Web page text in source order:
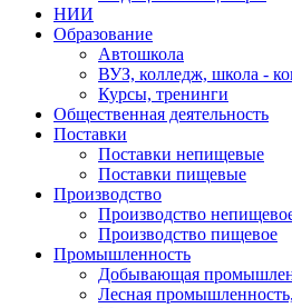
НИИ
Образование
Автошкола
ВУЗ, колледж, школа -
Курсы, тренинги
Общественная деятельность
Поставки
Поставки непищевые
Поставки пищевые
Производство
Производство
Производство пищевое
Промышленность
Добывающая
Лесная